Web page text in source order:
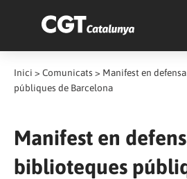
Inici > Comunicats > Manifest en
públiques de Barcelona
Manifest en
biblioteques